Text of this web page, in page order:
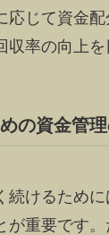
応じて資金
率の向上を
の資金管
続けるため
重要です。